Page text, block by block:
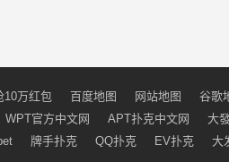
10万红包 百度地图 网站地图 谷歌
WPT官方中文网 APT扑克中文网 大
牌手扑克 QQ扑克 EV扑克 大